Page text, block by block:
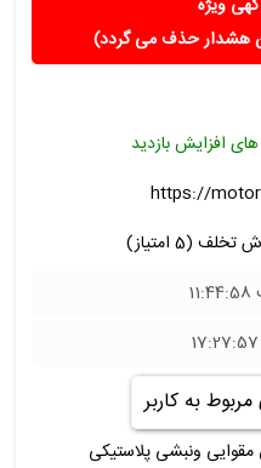
ویژه
هشدار حذف می گردد)
افزایش بازدید
https://
(5 امتیاز)
به کاربر
ونبشی پلاستیکی